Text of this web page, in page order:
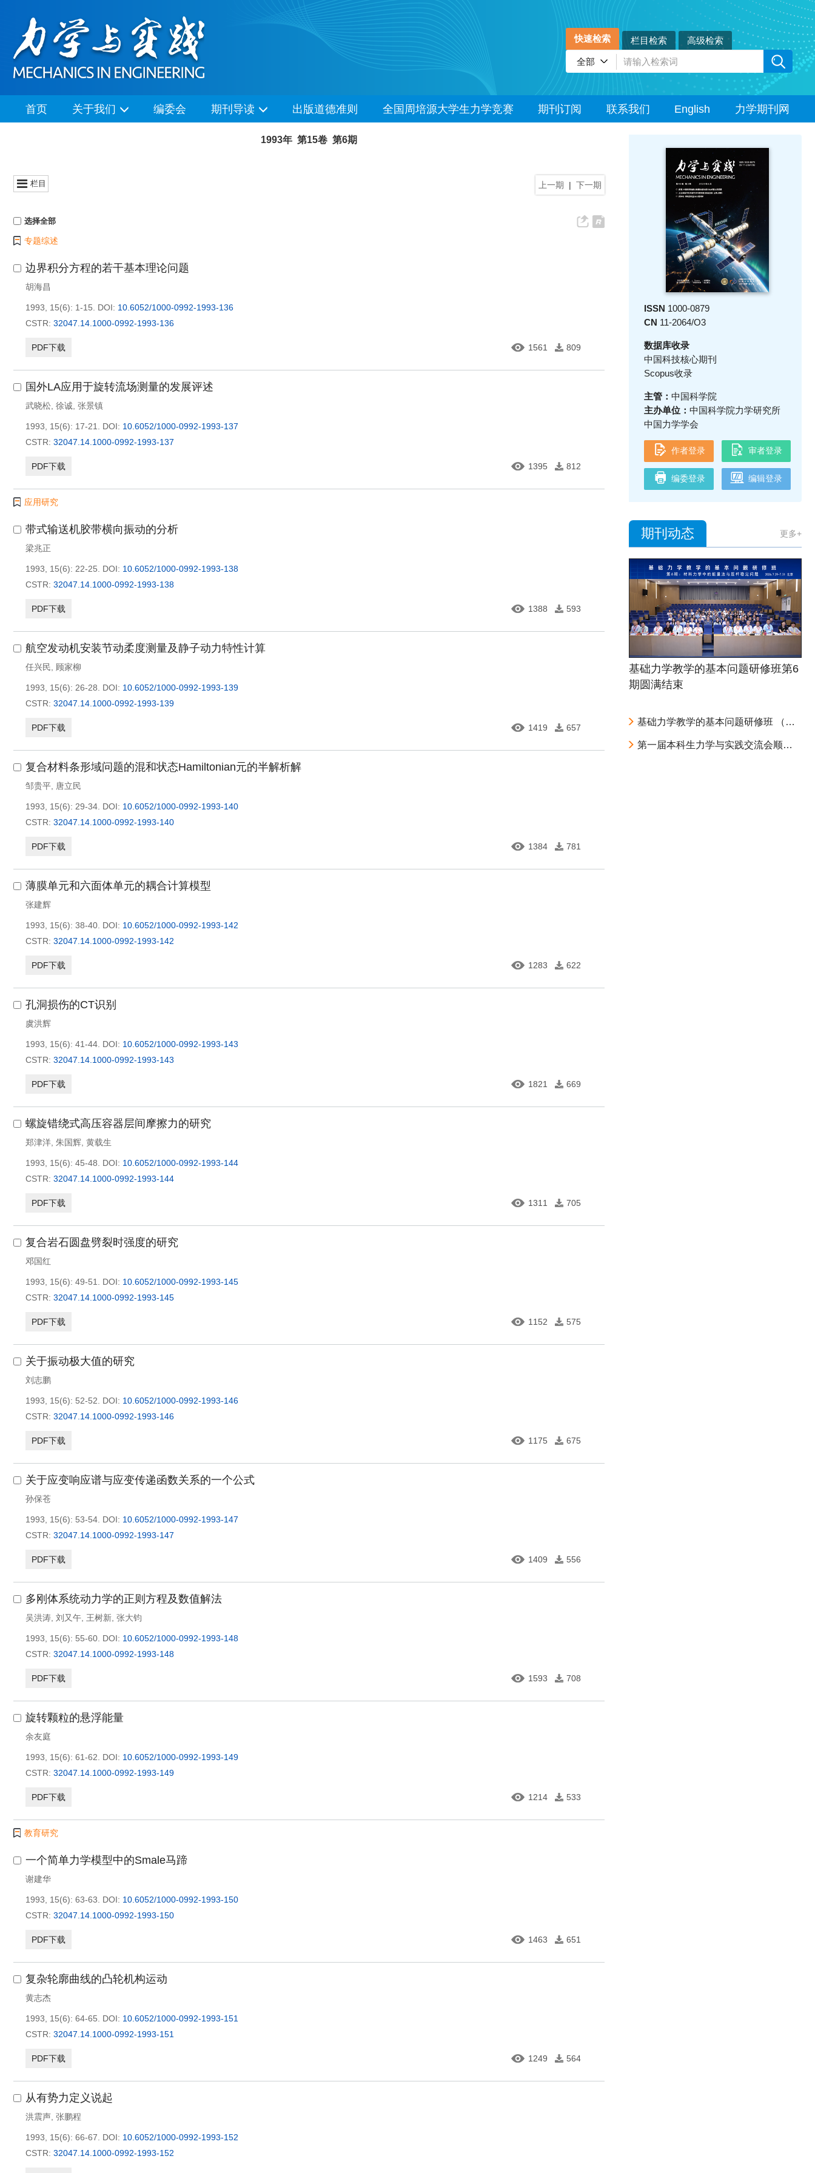
快速检索 栏目检索 高级检索
首页 关于我们 编委会 期刊导读 出版道德准则 全国周培源大学生力学竞赛 期刊订阅 联系我们 English 力学期刊网
1993年 第15卷 第6期
上一期 | 下一期
栏目
选择全部
专题综述
边界积分方程的若干基本理论问题
胡海昌
1993, 15(6): 1-15. DOI: 10.6052/1000-0992-1993-136
CSTR: 32047.14.1000-0992-1993-136
PDF下载 1561 809
国外LA应用于旋转流场测量的发展评述
武晓松 徐诚 张景镇
1993, 15(6): 17-21. DOI: 10.6052/1000-0992-1993-137
CSTR: 32047.14.1000-0992-1993-137
PDF下载 1395 812
应用研究
带式输送机胶带横向振动的分析
梁兆正
1993, 15(6): 22-25. DOI: 10.6052/1000-0992-1993-138
CSTR: 32047.14.1000-0992-1993-138
PDF下载 1388 593
航空发动机安装节动柔度测量及静子动力特性计算
任兴民 顾家柳
1993, 15(6): 26-28. DOI: 10.6052/1000-0992-1993-139
CSTR: 32047.14.1000-0992-1993-139
PDF下载 1419 657
复合材料条形域问题的混和状态Hamiltonian元的半解析解
邹贵平 唐立民
1993, 15(6): 29-34. DOI: 10.6052/1000-0992-1993-140
CSTR: 32047.14.1000-0992-1993-140
PDF下载 1384 781
薄膜单元和六面体单元的耦合计算模型
张建辉
1993, 15(6): 38-40. DOI: 10.6052/1000-0992-1993-142
CSTR: 32047.14.1000-0992-1993-142
PDF下载 1283 622
孔洞损伤的CT识别
虞洪辉
1993, 15(6): 41-44. DOI: 10.6052/1000-0992-1993-143
CSTR: 32047.14.1000-0992-1993-143
PDF下载 1821 669
螺旋错绕式高压容器层间摩擦力的研究
郑津洋 朱国辉 黄载生
1993, 15(6): 45-48. DOI: 10.6052/1000-0992-1993-144
CSTR: 32047.14.1000-0992-1993-144
PDF下载 1311 705
复合岩石圆盘劈裂时强度的研究
邓国红
1993, 15(6): 49-51. DOI: 10.6052/1000-0992-1993-145
CSTR: 32047.14.1000-0992-1993-145
PDF下载 1152 575
关于振动极大值的研究
刘志鹏
1993, 15(6): 52-52. DOI: 10.6052/1000-0992-1993-146
CSTR: 32047.14.1000-0992-1993-146
PDF下载 1175 675
关于应变响应谱与应变传递函数关系的一个公式
孙保苍
1993, 15(6): 53-54. DOI: 10.6052/1000-0992-1993-147
CSTR: 32047.14.1000-0992-1993-147
PDF下载 1409 556
多刚体系统动力学的正则方程及数值解法
吴洪涛 刘又午 王树新 张大钧
1993, 15(6): 55-60. DOI: 10.6052/1000-0992-1993-148
CSTR: 32047.14.1000-0992-1993-148
PDF下载 1593 708
旋转颗粒的悬浮能量
余友庭
1993, 15(6): 61-62. DOI: 10.6052/1000-0992-1993-149
CSTR: 32047.14.1000-0992-1993-149
PDF下载 1214 533
教育研究
一个简单力学模型中的Smale马蹄
谢建华
1993, 15(6): 63-63. DOI: 10.6052/1000-0992-1993-150
CSTR: 32047.14.1000-0992-1993-150
PDF下载 1463 651
复杂轮廓曲线的凸轮机构运动
黄志杰
1993, 15(6): 64-65. DOI: 10.6052/1000-0992-1993-151
CSTR: 32047.14.1000-0992-1993-151
PDF下载 1249 564
从有势力定义说起
洪震声 张鹏程
1993, 15(6): 66-67. DOI: 10.6052/1000-0992-1993-152
CSTR: 32047.14.1000-0992-1993-152
ISSN 1000-0879
CN 11-2064/O3
数据库收录
中国科技核心期刊
Scopus收录
主管： 中国科学院
主办单位： 中国科学院力学研究所
中国力学学会
作者登录 审者登录
编委登录 编辑登录
期刊动态 更多+
基础力学教学的基本问题研修班第6
期圆满结束
基础力学教学的基本问题研修班 （第6期：材料力学中的能量法与压杆稳定问题） 第二轮通知
第一届本科生力学与实践交流会顺利召开